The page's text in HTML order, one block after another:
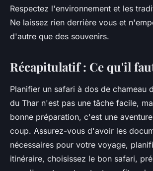
Respectez l'environnement et les
Ne laissez rien derrière vous et
d'autre que des souvenirs.
Récapitulatif : Ce qu'il
Planifier un safari à dos de chameau
du Thar n'est pas une tâche facile,
bonne préparation, c'est une
coup. Assurez-vous d'avoir les
nécessaires pour votre voyage,
itinéraire, choisissez le bon safari,